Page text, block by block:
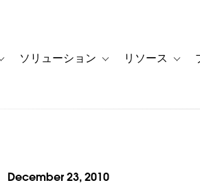
Toggle sub-navigation for カスタマーストーリー
ソリューション Toggle sub-navigation
リソース
December 23, 2010